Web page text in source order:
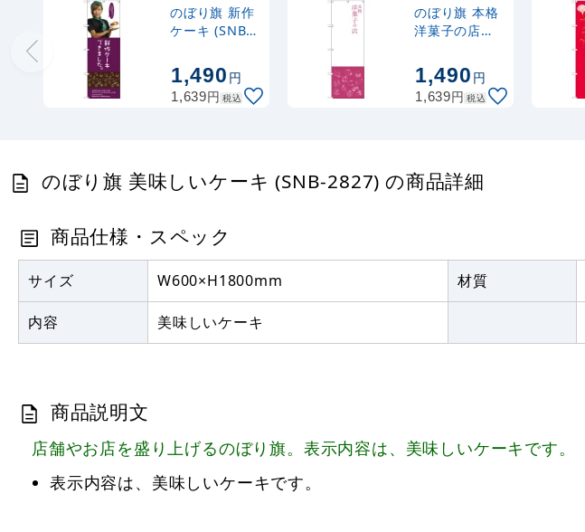
のぼり旗 新作
ケーキ (SNB-
1,490円
1,639円 税込
のぼり旗 本格
洋菓子の店
1,490円
1,639円 税込
のぼり旗 美味しいケーキ (SNB-2827) の商品詳細
商品仕様・スペック
サイズ W600×H1800mm 材質
内容 美味しいケーキ
商品説明文
店舗やお店を盛り上げるのぼり旗。表示内容は、美味しいケーキです。
表示内容は、美味しいケーキです。